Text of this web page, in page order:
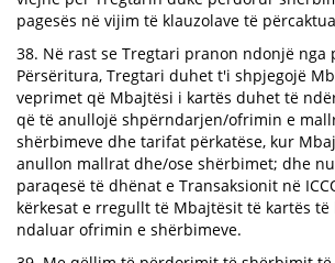
pagesës në vijim të klauzolave të
38. Në rast se Tregtari pranon ndonjë nga
Përsëritura, Tregtari duhet t'i shpjegojë
veprimet që Mbajtësi i kartës duhet të
që të anullojë shpërndarjen/ofrimin e
shërbimeve dhe tarifat përkatëse, kur
anullon mallrat dhe/ose shërbimet; dhe
paraqesë të dhënat e Transaksionit në
kërkesat e rregullt të Mbajtësit të kartës
ndaluar ofrimin e shërbimeve.